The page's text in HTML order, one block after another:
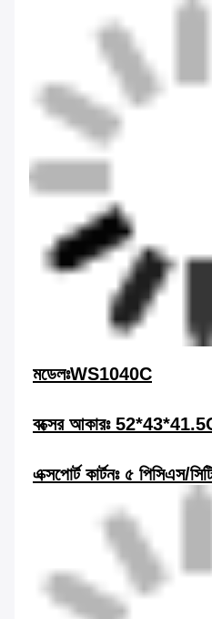
মডেলঃWS1040C
বক্সের আকারঃ
এক্সপোর্ট কার্টনঃ ৫ পিসিএস/